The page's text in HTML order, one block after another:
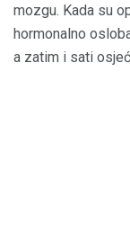
mozgu. Kada su
hormonalno
a zatim i sati